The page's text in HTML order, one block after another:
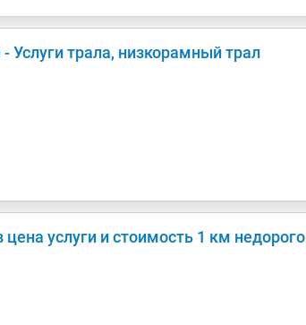
Услуги трала, низкорамный трал
услуги и стоимость 1 км недорого